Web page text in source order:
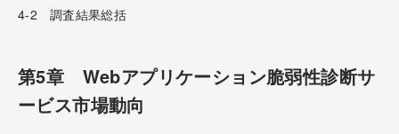
4-2 調査結果総括
第5章 Webアプリケーション脆弱性診断サ
ービス市場動向